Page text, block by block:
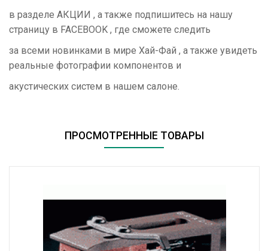
в разделе АКЦИИ , а также подпишитесь на нашу
страницу в FACEBOOK , где сможете следить
за всеми новинками в мире Хай-Фай , а также увидеть
реальные фотографии компонентов и
акустических систем в нашем салоне.
ПРОСМОТРЕННЫЕ ТОВАРЫ